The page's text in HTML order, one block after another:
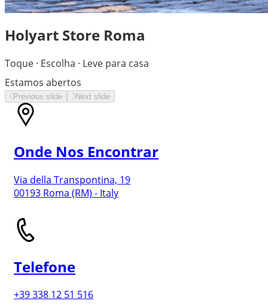
Holyart Store Roma
Toque · Escolha · Leve para casa
Estamos abertos
Previous slide Next slide
Onde Nos Encontrar
Via della Transpontina, 19
00193 Roma (RM) - Italy
Telefone
+39 338 12 51 516